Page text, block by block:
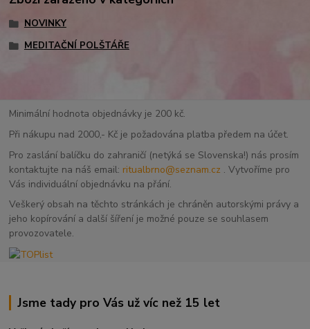
NOVINKY
MEDITAČNÍ POLŠTÁŘE
Minimální hodnota objednávky je 200 kč.
Při nákupu nad 2000,- Kč je požadována platba předem na účet.
Pro zaslání balíčku do zahraničí (netýká se Slovenska!) nás prosím
kontaktujte na náš email: ritualbrno@seznam.cz . Vytvoříme pro
Vás individuální objednávku na přání.
Veškerý obsah na těchto stránkách je chráněn autorskými právy a
jeho kopírování a další šíření je možné pouze se souhlasem
provozovatele.
Jsme tady pro Vás už víc než 15 let